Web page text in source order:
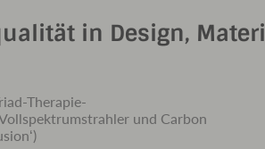
in Design,
Therapie-
und Carbon